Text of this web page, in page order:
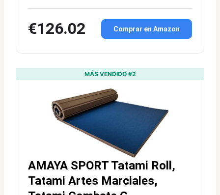
€126.02 Comprar en Amazon
MÁS VENDIDO #2
AMAYA SPORT Tatami Roll,
Tatami Artes Marciales,